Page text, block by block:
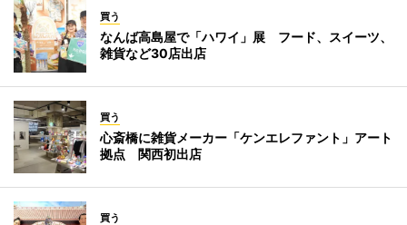
買う
なんば高島屋で「ハワイ」展 フード、スイーツ、
雑貨など30店出店
買う
心斎橋に雑貨メーカー「ケンエレファント」アート
拠点 関西初出店
買う